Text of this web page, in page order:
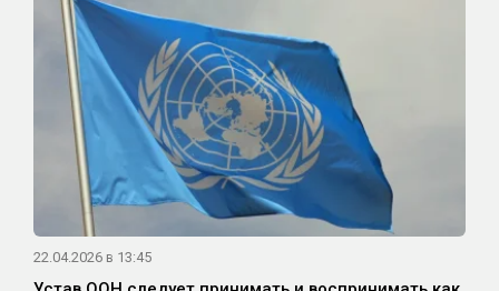
22.04.2026 в 13:45